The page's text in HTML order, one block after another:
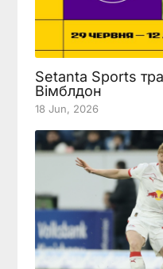
Setanta Sports
Вімблдон
18 Jun, 2026